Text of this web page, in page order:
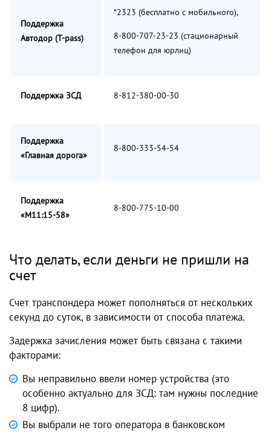
Поддержка
Автодор (T-pass)
*2323 (бесплатно с мобильного),
8-800-707-23-23 (стационарный
телефон для юрлиц)
Поддержка ЗСД 8-812-380-00-30
Поддержка
«Главная дорога»
8-800-333-54-54
Поддержка
«М11:15-58»
8-800-775-10-00
Что делать, если деньги не пришли на
счет
Счет транспондера может пополняться от нескольких
секунд до суток, в зависимости от способа платежа.
Задержка зачисления может быть связана с такими
факторами:
Вы неправильно ввели номер устройства (это
особенно актуально для ЗСД: там нужны последние
8 цифр).
Вы выбрали не того оператора в банковском